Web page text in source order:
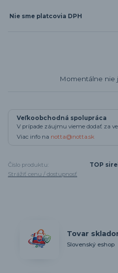
Nie sme platcovia DPH
Momentálne nie
Veľkoobchodná spolupráca
V prípade záujmu vieme dodať za
Viac info na notta@notta.sk
Číslo produktu:
TOP
Strážiť cenu / dostupnosť
Tovar
Slovenský eshop